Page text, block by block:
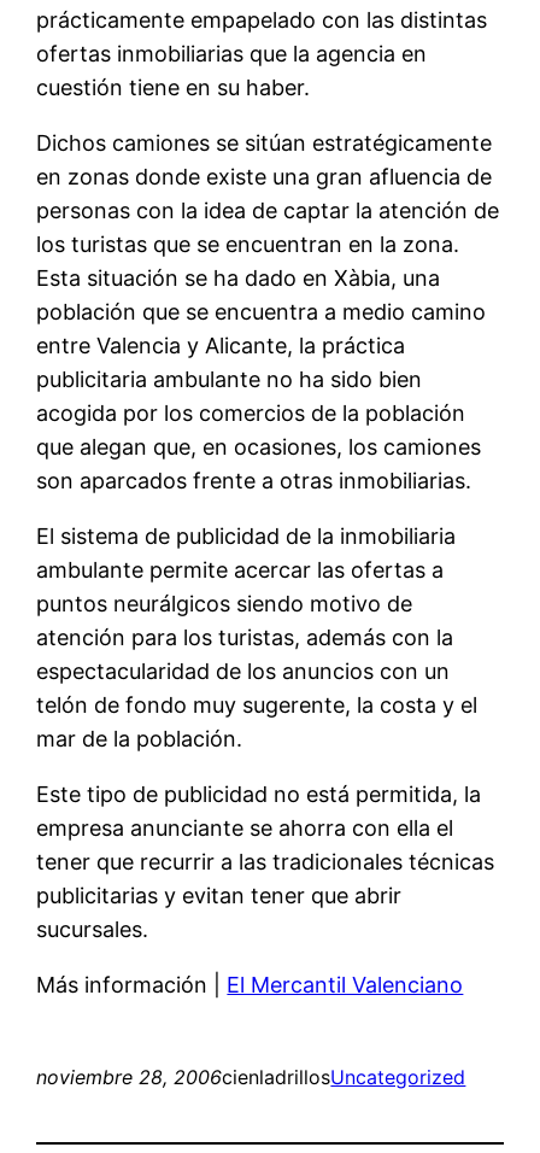
prácticamente empapelado con las distintas
ofertas inmobiliarias que la agencia en
cuestión tiene en su haber.
Dichos camiones se sitúan estratégicamente
en zonas donde existe una gran afluencia de
personas con la idea de captar la atención de
los turistas que se encuentran en la zona.
Esta situación se ha dado en Xàbia, una
población que se encuentra a medio camino
entre Valencia y Alicante, la práctica
publicitaria ambulante no ha sido bien
acogida por los comercios de la población
que alegan que, en ocasiones, los camiones
son aparcados frente a otras inmobiliarias.
El sistema de publicidad de la inmobiliaria
ambulante permite acercar las ofertas a
puntos neurálgicos siendo motivo de
atención para los turistas, además con la
espectacularidad de los anuncios con un
telón de fondo muy sugerente, la costa y el
mar de la población.
Este tipo de publicidad no está permitida, la
empresa anunciante se ahorra con ella el
tener que recurrir a las tradicionales técnicas
publicitarias y evitan tener que abrir
sucursales.
Más información | El Mercantil Valenciano
noviembre 28, 2006cienladrillosUncategorized